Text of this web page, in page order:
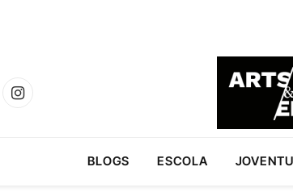
Instagram
BLOGS ESCOLA